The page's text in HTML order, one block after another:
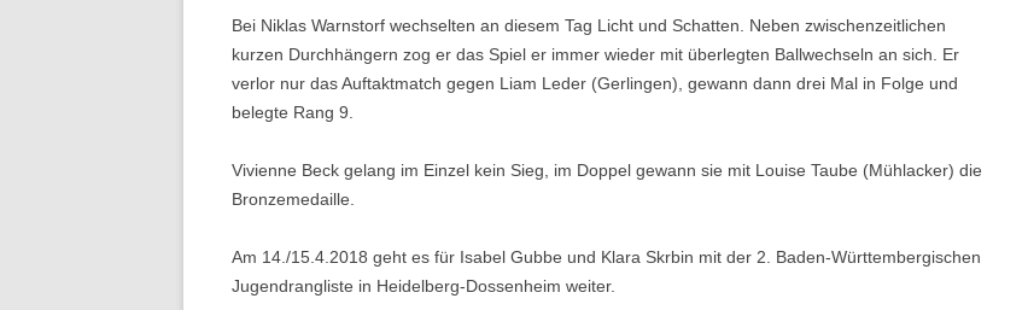
Bei Niklas Warnstorf wechselten an diesem Tag Licht und Schatten. Neben zwischenzeitlichen
kurzen Durchhängern zog er das Spiel er immer wieder mit überlegten Ballwechseln an sich. Er
verlor nur das Auftaktmatch gegen Liam Leder (Gerlingen), gewann dann drei Mal in Folge und
belegte Rang 9.
Vivienne Beck gelang im Einzel kein Sieg, im Doppel gewann sie mit Louise Taube (Mühlacker) die
Bronzemedaille.
Am 14./15.4.2018 geht es für Isabel Gubbe und Klara Skrbin mit der 2. Baden-Württembergischen
Jugendrangliste in Heidelberg-Dossenheim weiter.